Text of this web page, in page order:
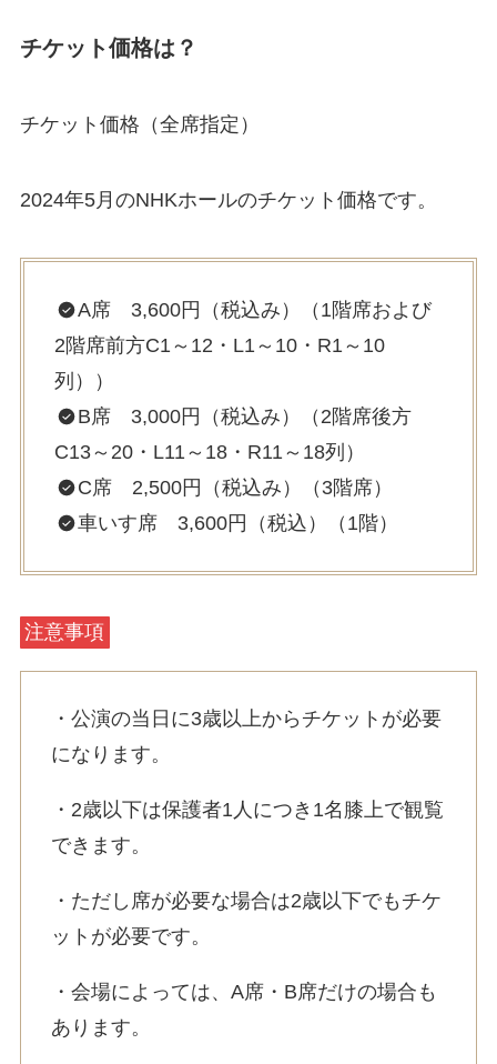
チケット価格は？
チケット価格（全席指定）
2024年5月のNHKホールのチケット価格です。
A席 3,600円（税込み）（1階席および
2階席前方C1～12・L1～10・R1～10
列））
B席 3,000円（税込み）（2階席後方
C13～20・L11～18・R11～18列）
C席 2,500円（税込み）（3階席）
車いす席 3,600円（税込）（1階）
注意事項
・公演の当日に3歳以上からチケットが必要
になります。
・2歳以下は保護者1人につき1名膝上で観覧
できます。
・ただし席が必要な場合は2歳以下でもチケ
ットが必要です。
・会場によっては、A席・B席だけの場合も
あります。